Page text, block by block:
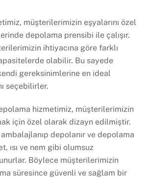
müşterilerimizin eşyalarını özel
depolama prensibi ile çalışır.
ihtiyacına göre farklı
olabilir. Bu sayede
gereksinimlerine en ideal
seçebilirler.
hizmetimiz, müşterilerimizin
için özel olarak dizayn edilmiştir.
depolanır ve depolama
ısı ve nem gibi olumsuz
Böylece müşterilerimizin
süresince güvenli ve sağlam bir